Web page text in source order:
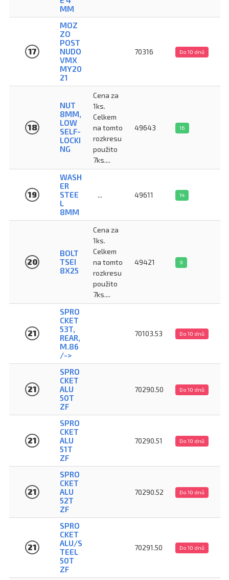
MM
17
MOZ
ZO
POST
NUDO
VMX
MY20
21
70316 Do 10 dnů
18
NUT
8MM,
LOW
SELF-
LOCKI
NG
Cena za
1ks.
Celkem
na tomto
rozkresu
použito
7ks....
49643 16
19
WASH
ER
STEE
L
8MM
... 49611 14
20
BOLT
TSEI
8X25
Cena za
1ks.
Celkem
na tomto
rozkresu
použito
7ks....
49421 9
21
SPRO
CKET
53T,
REAR,
M.86
/->
70103.53 Do 10 dnů
21
SPRO
CKET
ALU
50T
ZF
70290.50 Do 10 dnů
21
SPRO
CKET
ALU
51T
ZF
70290.51 Do 10 dnů
21
SPRO
CKET
ALU
52T
ZF
70290.52 Do 10 dnů
21
SPRO
CKET
ALU/S
TEEL
50T
ZF
70291.50 Do 10 dnů